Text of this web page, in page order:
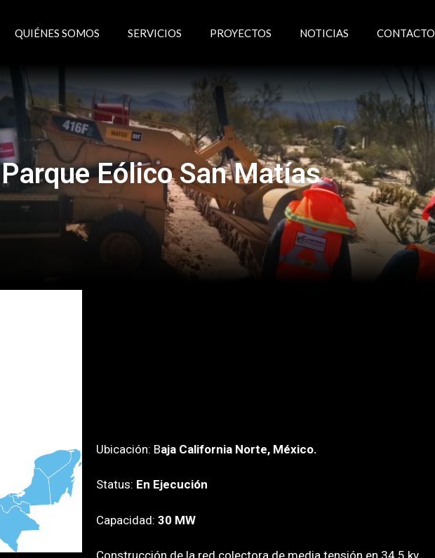
QUIÉNES SOMOS SERVICIOS PROYECTOS NOTICIAS CONTACTO
Parque Eólico San Matías
Ubicación: Baja California Norte, México.
Status: En Ejecución
Capacidad: 30 MW